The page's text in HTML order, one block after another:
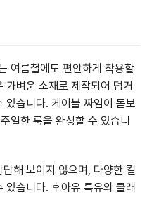
여름철에도 편안하게 착용할
벼운 소재로 제작되어 덥거
있습니다. 케이블 짜임이 돋보
얼한 룩을 완성할 수 있습니
해 보이지 않으며, 다양한 컬
있습니다. 후아유 특유의 클래